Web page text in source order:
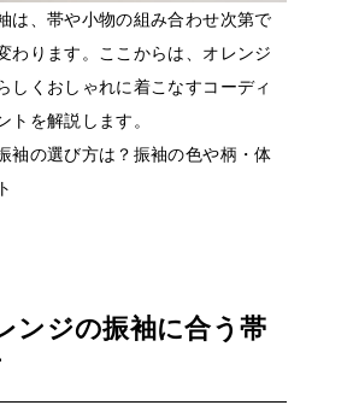
は、帯や小物の組み合わせ次第で
わります。ここからは、オレンジ
しくおしゃれに着こなすコーディ
トを解説します。
袖の選び方は？振袖の色や柄・体
ジの振袖に合う帯